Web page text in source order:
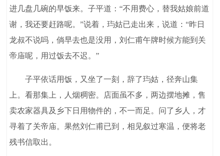
进几盘几碗的早饭来。子平道：“不用费心，替我姑娘前道
谢，我还要赶路呢。”说着，玙姑已走出来，说道：“昨日
龙叔不说吗，倘早去也是没用，刘仁甫午牌时候方能到关
帝庙呢，用过饭去不迟。”
子平依话用饭，又坐了一刻，辞了玙姑，径奔山集
上。看那集上，人烟稠密。店面虽不多，两边摆地摊，售
卖农家器具及乡下日用物件的，不一而足。问了乡人，才
寻着了关帝庙。果然刘仁甫已到，相见叙过寒温，便将老
残书信取出。